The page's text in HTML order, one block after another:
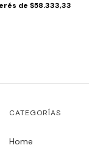
de $58.333,33
CATEGORÍAS
Home